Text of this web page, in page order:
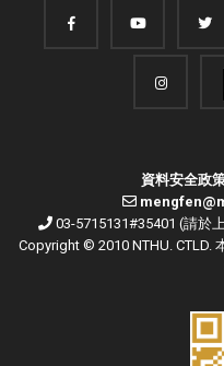
資料安全政
03-5715131#35401 (請於
Copyright © 2010 NTHU. CTLD.